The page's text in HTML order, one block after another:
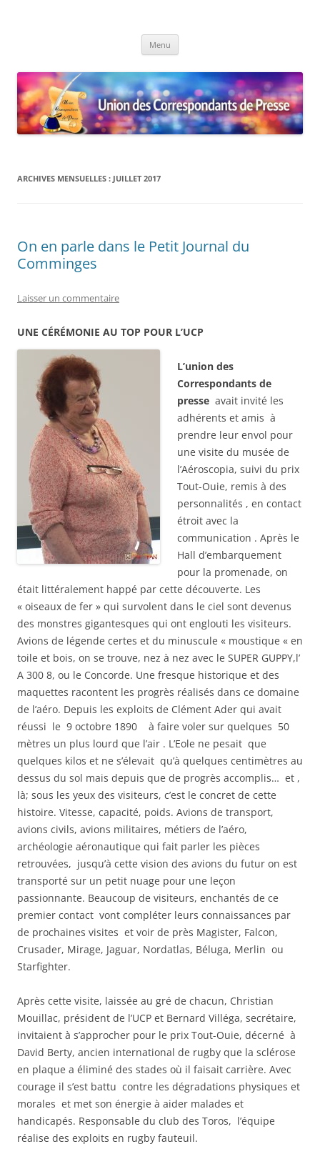
Presse
Menu
ARCHIVES MENSUELLES : JUILLET 2017
On en parle dans le Petit Journal du
Comminges
Laisser un commentaire
UNE CÉRÉMONIE AU TOP POUR L’UCP
L’union des
Correspondants de
presse avait invité les
adhérents et amis à
prendre leur envol pour
une visite du musée de
l’Aéroscopia, suivi du prix
Tout-Ouie, remis à des
personnalités , en contact
étroit avec la
communication . Après le
Hall d’embarquement
pour la promenade, on
était littéralement happé par cette découverte. Les
« oiseaux de fer » qui survolent dans le ciel sont devenus
des monstres gigantesques qui ont englouti les visiteurs.
Avions de légende certes et du minuscule « moustique « en
toile et bois, on se trouve, nez à nez avec le SUPER GUPPY,l’
A 300 8, ou le Concorde. Une fresque historique et des
maquettes racontent les progrès réalisés dans ce domaine
de l’aéro. Depuis les exploits de Clément Ader qui avait
réussi le 9 octobre 1890 à faire voler sur quelques 50
mètres un plus lourd que l’air . L’Eole ne pesait que
quelques kilos et ne s’élevait qu’à quelques centimètres au
dessus du sol mais depuis que de progrès accomplis… et ,
là; sous les yeux des visiteurs, c’est le concret de cette
histoire. Vitesse, capacité, poids. Avions de transport,
avions civils, avions militaires, métiers de l’aéro,
archéologie aéronautique qui fait parler les pièces
retrouvées, jusqu’à cette vision des avions du futur on est
transporté sur un petit nuage pour une leçon
passionnante. Beaucoup de visiteurs, enchantés de ce
premier contact vont compléter leurs connaissances par
de prochaines visites et voir de près Magister, Falcon,
Crusader, Mirage, Jaguar, Nordatlas, Béluga, Merlin ou
Starfighter.
Après cette visite, laissée au gré de chacun, Christian
Mouillac, président de l’UCP et Bernard Villéga, secrétaire,
invitaient à s’approcher pour le prix Tout-Ouie, décerné à
David Berty, ancien international de rugby que la sclérose
en plaque a éliminé des stades où il faisait carrière. Avec
courage il s’est battu contre les dégradations physiques et
morales et met son énergie à aider malades et
handicapés. Responsable du club des Toros, l’équipe
réalise des exploits en rugby fauteuil.